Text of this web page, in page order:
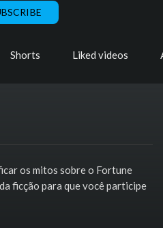
Shorts Liked videos
os mitos sobre o Fortune
ficção para que você participe